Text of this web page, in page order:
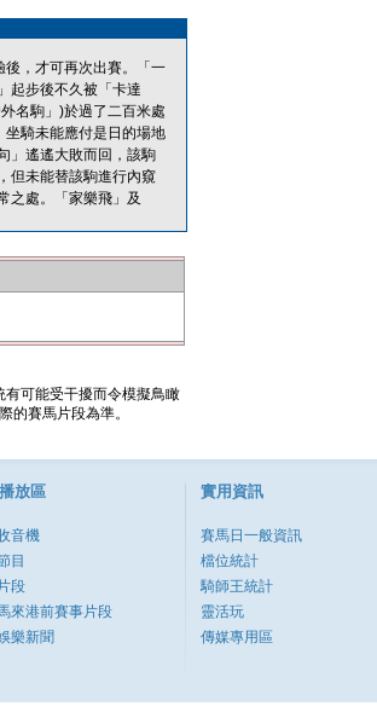
，才可再次出賽。「一
起步後不久被「卡達
名駒」)於過了二百米處
騎未能應付是日的場地
」遙遙大敗而回，該駒
但未能替該駒進行內窺
之處。「家樂飛」及
可能受干擾而令模擬鳥瞰
的賽馬片段為準。
放區
音機
目
段
來港前賽事片段
樂新聞
實用資訊
賽馬日一般資訊
檔位統計
騎師王統計
靈活玩
傳媒專用區